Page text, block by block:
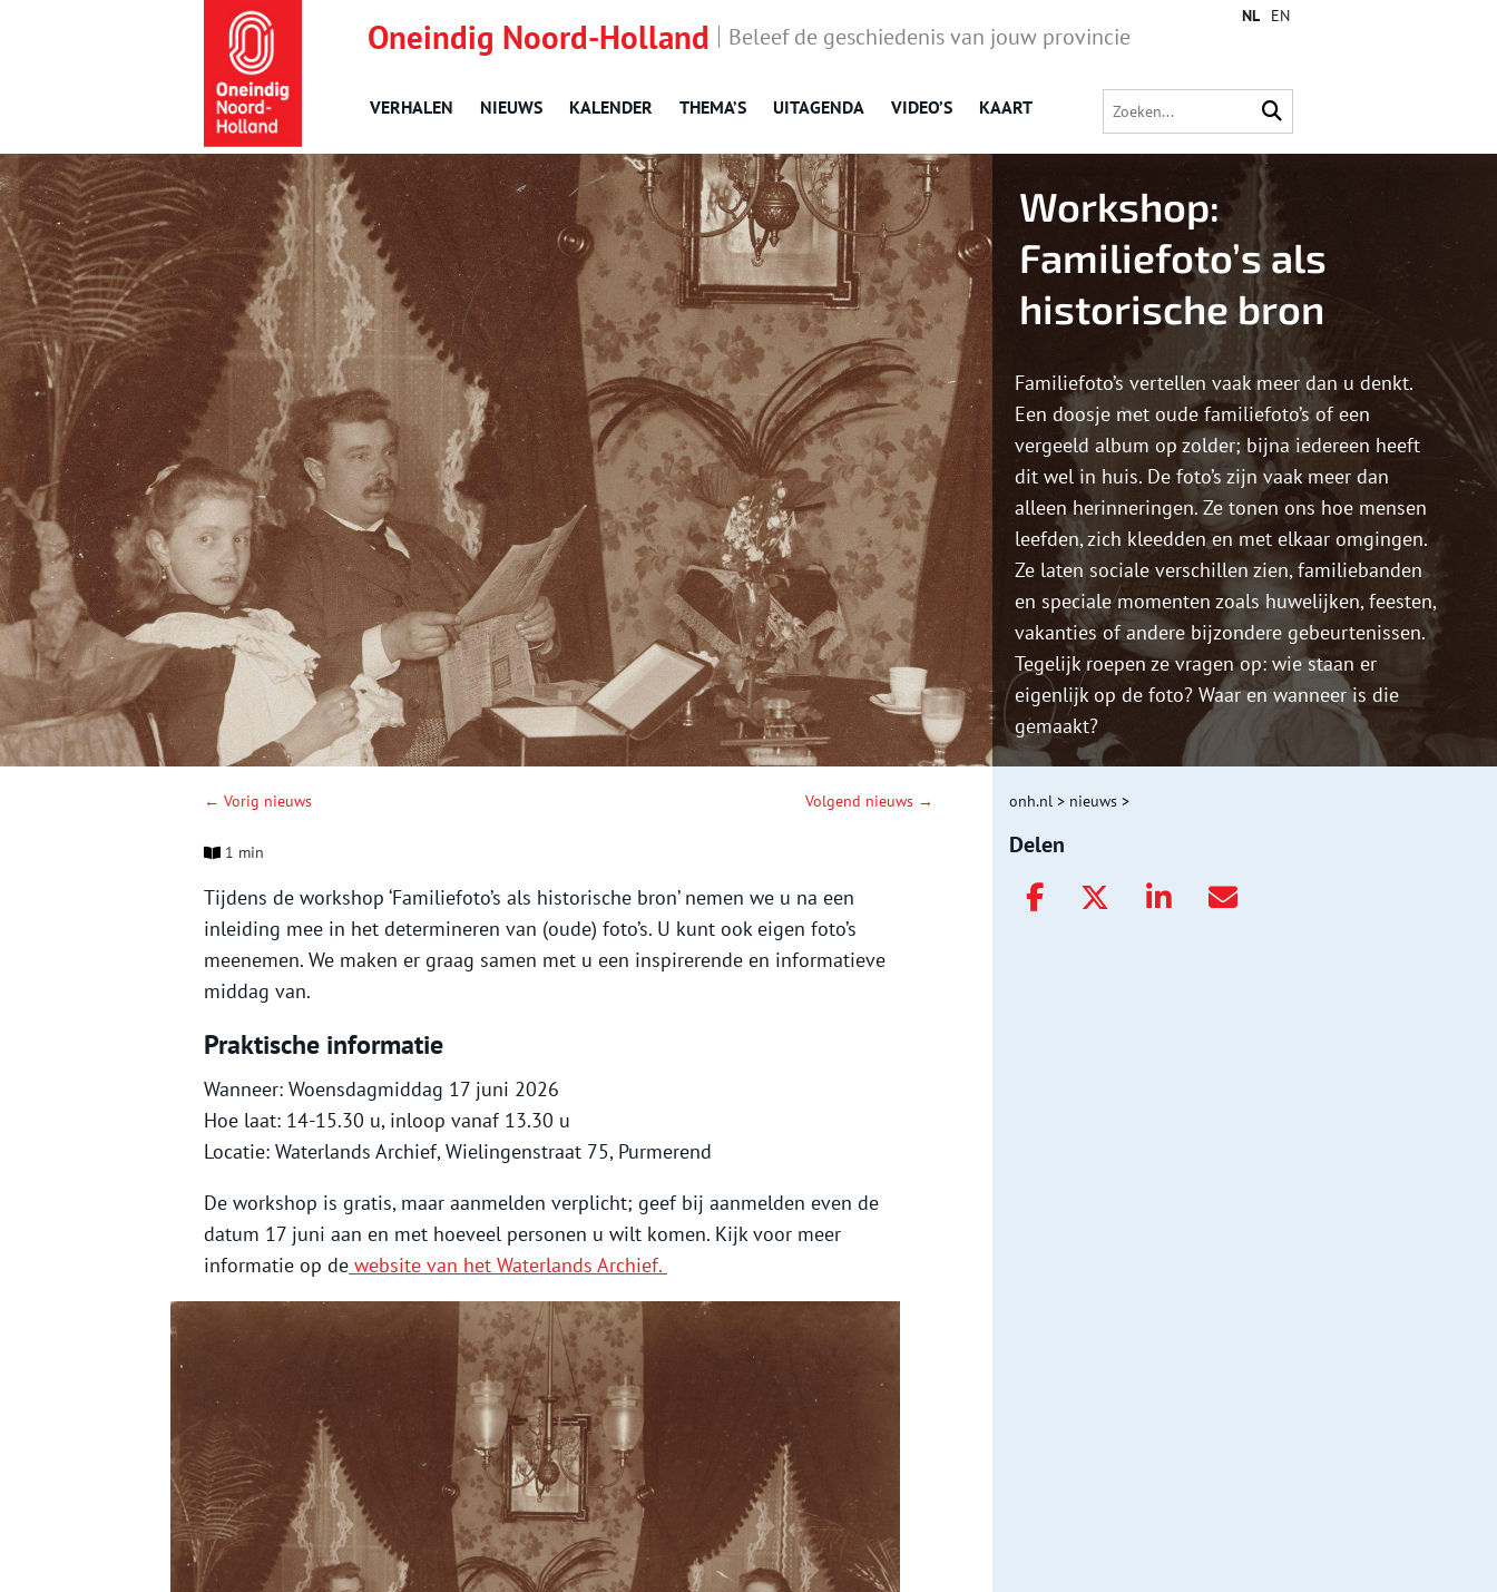
Oneindig Noord-Holland Beleef de geschiedenis van jouw provincie
VERHALEN NIEUWS KALENDER THEMA’S UITAGENDA VIDEO’S KAART
NL EN
Workshop:
Familiefoto’s als
historische bron
Familiefoto’s vertellen vaak meer dan u denkt.
Een doosje met oude familiefoto’s of een
vergeeld album op zolder; bijna iedereen heeft
dit wel in huis. De foto’s zijn vaak meer dan
alleen herinneringen. Ze tonen ons hoe mensen
leefden, zich kleedden en met elkaar omgingen.
Ze laten sociale verschillen zien, familiebanden
en speciale momenten zoals huwelijken, feesten,
vakanties of andere bijzondere gebeurtenissen.
Tegelijk roepen ze vragen op: wie staan er
eigenlijk op de foto? Waar en wanneer is die
gemaakt?
← Vorig nieuws Volgend nieuws →
1 min
Tijdens de workshop ‘Familiefoto’s als historische bron’ nemen we u na een
inleiding mee in het determineren van (oude) foto’s. U kunt ook eigen foto’s
meenemen. We maken er graag samen met u een inspirerende en informatieve
middag van.
Praktische informatie
Wanneer: Woensdagmiddag 17 juni 2026
Hoe laat: 14-15.30 u, inloop vanaf 13.30 u
Locatie: Waterlands Archief, Wielingenstraat 75, Purmerend
De workshop is gratis, maar aanmelden verplicht; geef bij aanmelden even de
datum 17 juni aan en met hoeveel personen u wilt komen. Kijk voor meer
informatie op de website van het Waterlands Archief.
onh.nl > nieuws >
Delen